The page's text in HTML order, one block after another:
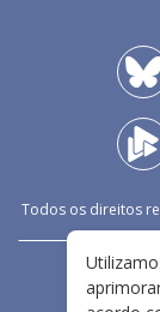
Todos os direitos